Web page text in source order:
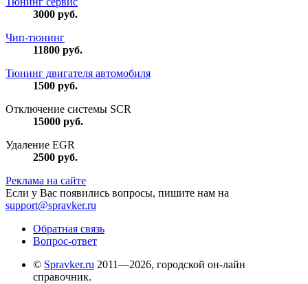
3000 руб.
Чип-тюнинг
11800 руб.
Тюнинг двигателя автомобиля
1500 руб.
Отключение системы SCR
15000 руб.
Удаление EGR
2500 руб.
Реклама на сайте
Если у Вас появились вопросы, пишите нам на
support@spravker.ru
Обратная связь
Вопрос-ответ
© Spravker.ru 2011—2026, городской он-лайн
справочник.